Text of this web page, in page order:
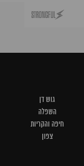
גוש דן
השפלה
חיפה והקריות
צפון